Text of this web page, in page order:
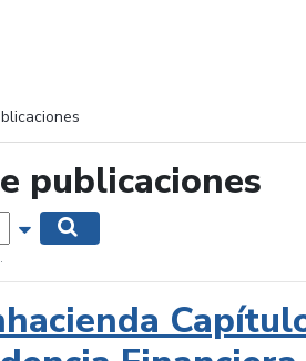
publicaciones
Mostrar opciones de búsqueda